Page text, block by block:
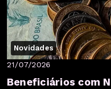
Novidades
21/07/2026
Beneficiários com